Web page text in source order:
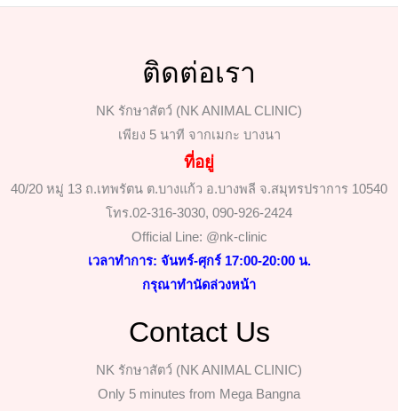
ติดต่อเรา
NK รักษาสัตว์ (NK ANIMAL CLINIC)
เพียง 5 นาที จากเมกะ บางนา
ที่อยู่
40/20 หมู่ 13 ถ.เทพรัตน ต.บางแก้ว อ.บางพลี จ.สมุทรปราการ 10540
โทร.02-316-3030, 090-926-2424
Official Line: @nk-clinic
เวลาทำการ: จันทร์-ศุกร์ 17:00-20:00 น.
กรุณาทำนัดล่วงหน้า
Contact Us
NK รักษาสัตว์ (NK ANIMAL CLINIC)
Only 5 minutes from Mega Bangna